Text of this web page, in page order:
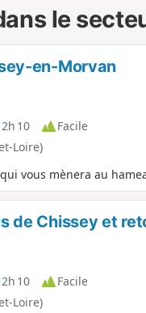
le
en-Morvan
2h 10
Facile
Loire)
vous mènera au
de Chissey et
2h 10
Facile
Loire)